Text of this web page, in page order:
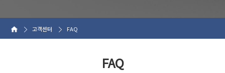
고객센터 FAQ
FAQ